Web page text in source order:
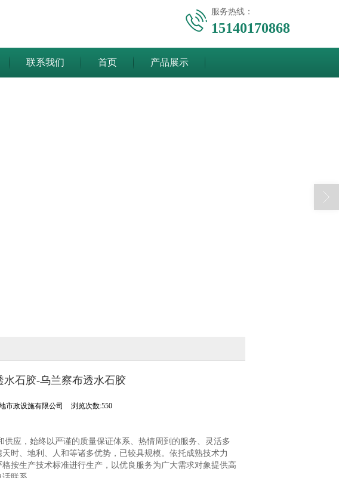
服务热线：
15140170868
联系我们 首页 产品展示
石胶-乌兰察布透水石胶
市政设施有限公司 浏览次数:550
供应，始终以严谨的质量保证体系、热情周到的服务、灵活多
时、地利、人和等诸多优势，已较具规模。依托成熟技术力
按生产技术标准进行生产，以优良服务为广大需求对象提供高